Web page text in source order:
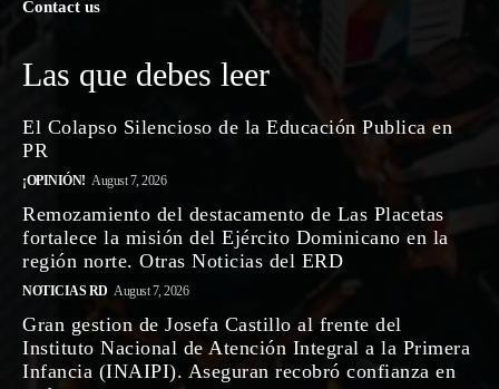
Contact us
Las que debes leer
El Colapso Silencioso de la Educación Publica en
PR
¡OPINIÓN! August 7, 2026
Remozamiento del destacamento de Las Placetas
fortalece la misión del Ejército Dominicano en la
región norte. Otras Noticias del ERD
NOTICIAS RD August 7, 2026
Gran gestion de Josefa Castillo al frente del
Instituto Nacional de Atención Integral a la Primera
Infancia (INAIPI). Aseguran recobró confianza en